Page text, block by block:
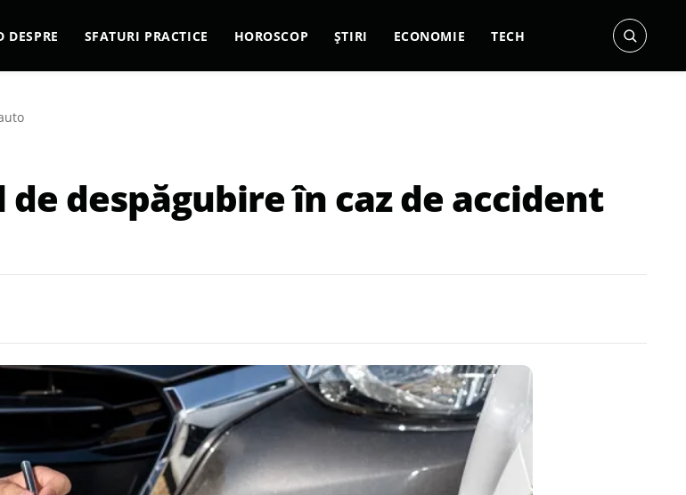
DESPRE SFATURI PRACTICE HOROSCOP ȘTIRI ECONOMIE TECH
despăgubire în caz de accident